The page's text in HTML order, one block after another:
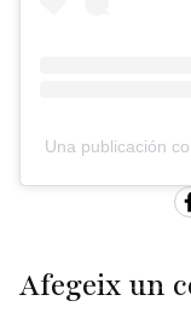
Una publicación
Afegeix un